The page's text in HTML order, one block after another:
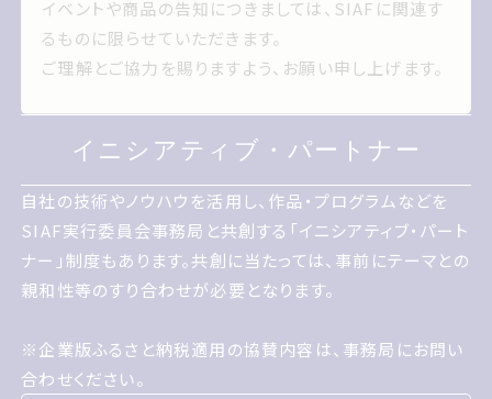
イベントや商品の告知につきましては サイアフに関連
するものに限らせていただきます
ご理解とご協力を賜りますよう お願い申し上げます
イベントや商品の告知につきましては、SIAFに関連す
るものに限らせていただきます。
ご理解とご協力を賜りますよう、お願い申し上げます。
イニシアティブパートナー
イニシアティブ・パートナー
自社の技術やノウハウを活用し 作品プログラムなどをサイ
アフ実行委員会事務局ときょうそうするイニシアティブパー
トナー制度もあります きょうそうに当たっては 事前にテー
マとの親和性等のすり合わせが必要となります
自社の技術やノウハウを活用し、作品・プログラムなどを
SIAF実行委員会事務局と共創する「イニシアティブ・パート
ナー」制度もあります。共創に当たっては、事前にテーマとの
親和性等のすり合わせが必要となります。
※企業版ふるさと納税適用の協賛内容は、事務局にお問い
合わせください。